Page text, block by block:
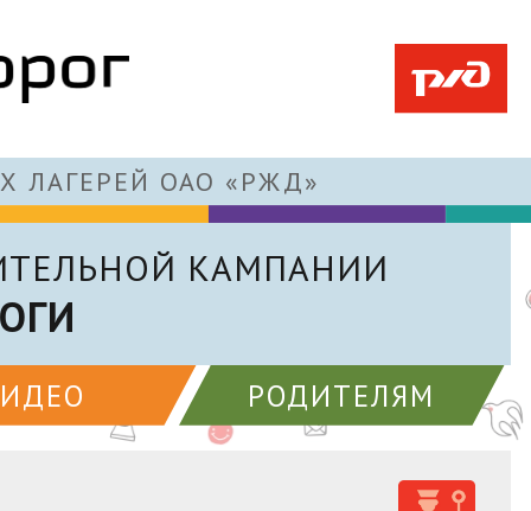
ЛАГЕРЕЙ ОАО «РЖД»
КАМПАНИИ
РОДИТЕЛЯМ